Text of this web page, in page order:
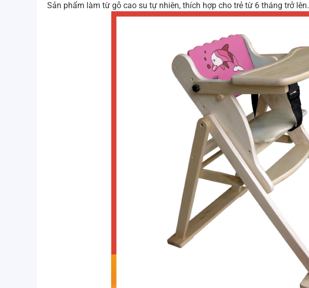
Sản phẩm làm từ gỗ cao su tự nhiên, thích hợp cho trẻ từ 6 tháng trở lên.